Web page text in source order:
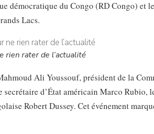
démocratique du Congo (RD Congo) et
Lacs.
rien rater de l’actualité
Ali Youssouf, président de la
d’État américain Marco Rubio,
Robert Dussey. Cet événement